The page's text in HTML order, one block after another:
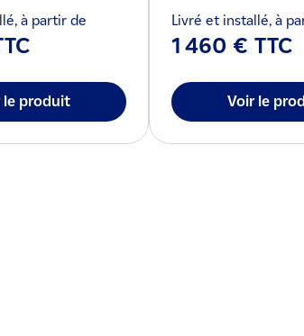
à partir de
le produit
Livré et installé, à
1 460 € TTC
Voir le